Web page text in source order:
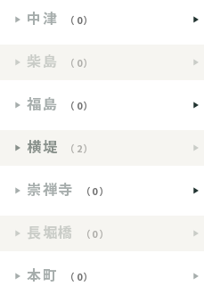
中津 （0）
柴島 （0）
福島 （0）
横堤 （2）
崇禅寺 （0）
長堀橋 （0）
本町 （0）